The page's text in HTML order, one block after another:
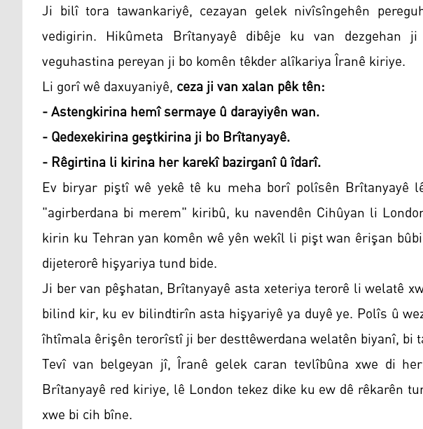
Ji bilî tora tawankariyê, cezayan gelek nivîsîngehên
vedigirin. Hikûmeta Brîtanyayê dibêje ku van dezgehan
veguhastina pereyan ji bo komên têkder alîkariya Îranê kiriye.
Li gorî wê daxuyaniyê,ceza ji van xalan pêk tên:
- Astengkirina hemî sermaye û darayiyên wan.
- Qedexekirina geştkirina ji bo Brîtanyayê.
- Rêgirtina li kirina her karekî bazirganî û îdarî.
Ev biryar piştî wê yekê tê ku meha borî polîsên Brîtanyayê
"agirberdana bi merem" kiribû, ku navendên Cihûyan li
kirin ku Tehran yan komên wê yên wekîl li pişt wan êrişan
dijeterorê hişyariya tund bide.
Ji ber van pêşhatan, Brîtanyayê asta xeteriya terorê li welatê
bilind kir, ku ev bilindtirîn asta hişyariyê ya duyê ye. Polîs û
îhtîmala êrişên terorîstî ji ber desttêwerdana welatên biyanî, bi
Tevî van belgeyan jî, Îranê gelek caran tevlîbûna xwe di
Brîtanyayê red kiriye, lê London tekez dike ku ew dê rêkarên
xwe bi cih bîne.